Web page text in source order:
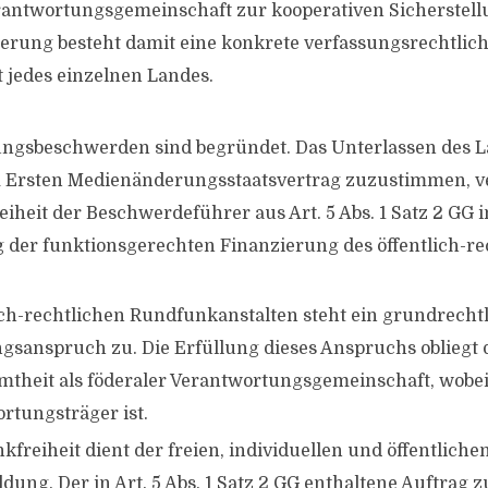
zur kooperativen
besteht damit eine konkrete
einzelnen Landes.
sind begründet. Das Unterlassen des
Ersten Medienänderungsstaatsvertrag zuzustimmen,
der Beschwerdeführer aus Art. 5 Abs. 1 Satz 2 GG
der funktionsgerechten Finanzierung des öffentlich-
rechtlichen Rundfunkanstalten steht ein
zu. Die Erfüllung dieses Anspruchs obliegt
als föderaler Verantwortungsgemeinschaft,
ist.
dient der freien, individuellen und
Der in Art. 5 Abs. 1 Satz 2 GG enthaltene Auftrag